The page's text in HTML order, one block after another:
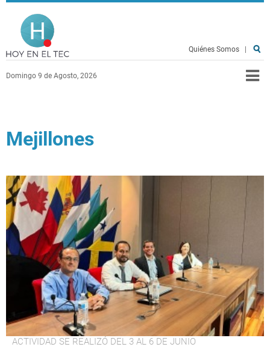
Pasar al contenido principal
Domingo 9 de Agosto, 2026
Quiénes Somos
Mejillones
ACTIVIDAD SE REALIZÓ DEL 3 AL 6 DE JUNIO